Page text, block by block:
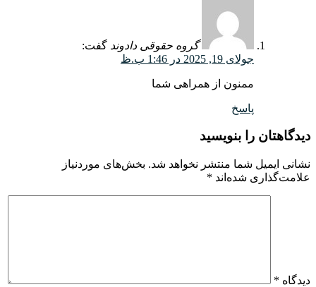
گروه حقوقی دادوند گفت:
جولای 19, 2025 در 1:46 ب.ظ
ممنون از همراهی شما
پاسخ
دیدگاهتان را بنویسید
نشانی ایمیل شما منتشر نخواهد شد. بخش‌های موردنیاز
علامت‌گذاری شده‌اند *
دیدگاه *